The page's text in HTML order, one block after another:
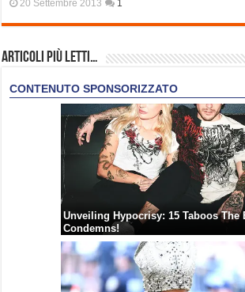
20 Settembre 2013 1
Articoli più Letti…